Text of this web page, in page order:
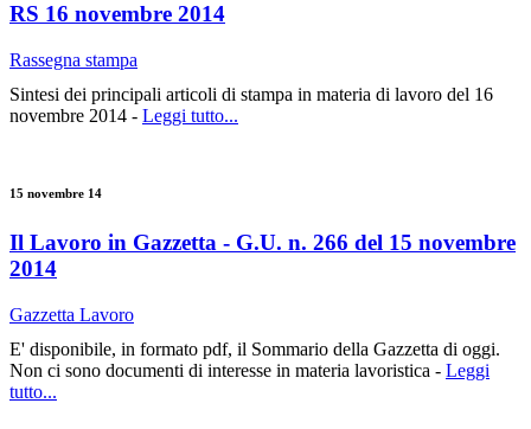
RS 16 novembre 2014
Rassegna stampa
Sintesi dei principali articoli di stampa in materia di lavoro del 16
novembre 2014 - Leggi tutto...
15 novembre 14
Il Lavoro in Gazzetta - G.U. n. 266 del 15 novembre
2014
Gazzetta Lavoro
E' disponibile, in formato pdf, il Sommario della Gazzetta di oggi.
Non ci sono documenti di interesse in materia lavoristica - Leggi
tutto...